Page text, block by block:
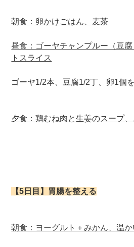
朝食：卵かけごはん、麦茶
昼食：ゴーヤチャンプルー（豆
トスライス
ゴーヤ1/2本、豆腐1/2丁、卵1個
夕食：鶏むね肉と生姜のスープ
【5日目】胃腸を整える
朝食：ヨーグルト＋みかん、温